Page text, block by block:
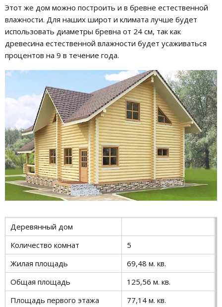
Этот же дом можно построить и в бревне естественной
влажности. Для наших широт и климата лучше будет
использовать диаметры бревна от 24 см, так как
древесина естественной влажности будет усаживаться
процентов на 9 в течение года.
Деревянный дом
Количество комнат
5
Жилая площадь
69,48 м. кв.
Общая площадь
125,56 м. кв.
Площадь первого этажа
77,14 м. кв.